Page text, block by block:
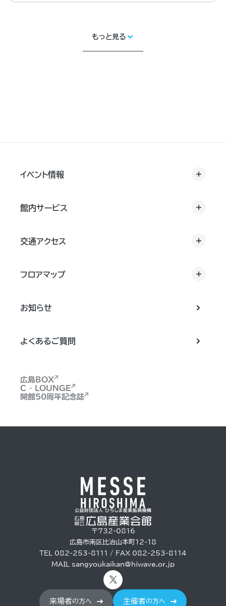
もっと見る
イベント情報
館内サービス
交通アクセス
フロアマップ
お知らせ
よくあるご質問
広島BOX
C - LOUNGE
開館50周年記念誌
〒732-0816
広島市南区比治山本町12-18
TEL 082-253-8111 / FAX 082-253-8114
MAIL sangyoukaikan@hiwave.or.jp
来場者の方へ 主催者の方へ